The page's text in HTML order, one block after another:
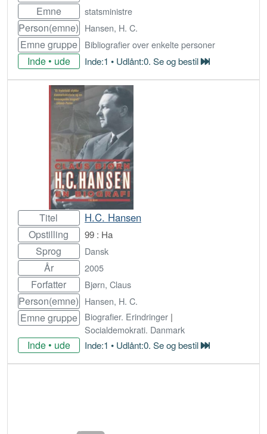
Emne statsministre
Person(emne) Hansen, H. C.
Emne gruppe Bibliografier over enkelte personer
Inde • ude Inde:1 • Udlånt:0. Se og bestil
Bestil
Titel H.C. Hansen
Opstilling 99 : Ha
Sprog Dansk
År 2005
Forfatter Bjørn, Claus
Person(emne) Hansen, H. C.
Emne gruppe Biografier. Erindringer |
Socialdemokrati. Danmark
Inde • ude Inde:1 • Udlånt:0. Se og bestil
Bestil